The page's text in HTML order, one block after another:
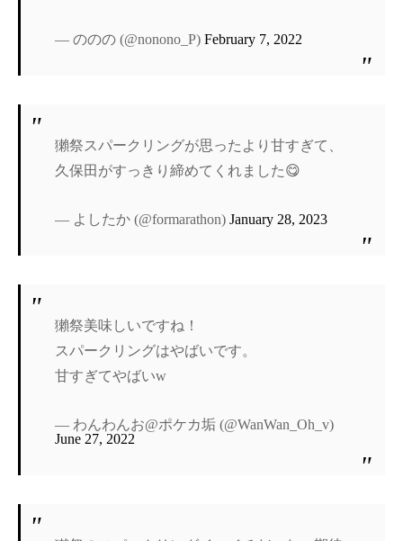
— ののの (@nonono_P)February 7, 2022
獺祭スパークリングが思ったより甘すぎて、
久保田がすっきり締めてくれました😋
— よしたか (@formarathon)January 28, 2023
獺祭美味しいですね！
スパークリングはやばいです。
甘すぎてやばいw
— わんわんお@ポケカ垢 (@WanWan_Oh_v)
June 27, 2022